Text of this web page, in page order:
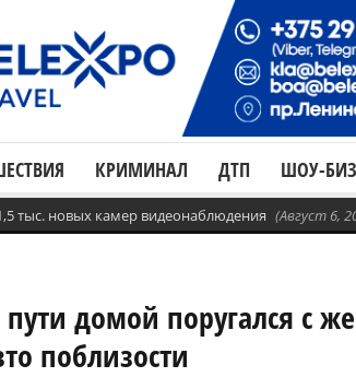
КРИМИНАЛ ДТП ШОУ-БИЗ
тыс. новых камер видеонаблюдения (Август 6,
домой поругался с
поблизости